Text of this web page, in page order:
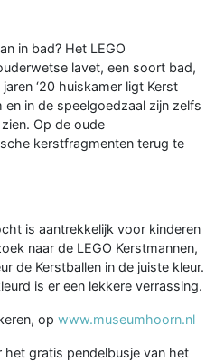
in bad? Het LEGO
lavet, een soort bad,
‘20 huiskamer ligt Kerst
in de speelgoedzaal zijn zelfs
Op de oude
kerstfragmenten terug te
is aantrekkelijk voor kinderen
naar de LEGO Kerstmannen,
de Kerstballen in de juiste kleur.
is er een lekkere verrassing.
op www.museumhoorn.nl
gratis pendelbusje van het